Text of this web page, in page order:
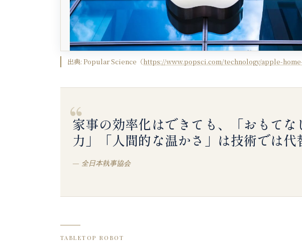
出典: Popular Science （https://www.popsci.com/technology/apple-
“
家事の効率化はできても、「おもて
力」「人間的な温かさ」は技術では代
— 全日本執事協会
TABLETOP ROBOT